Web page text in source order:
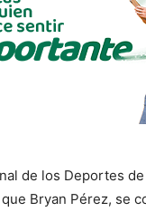
de los Deportes
Bryan Pérez, se